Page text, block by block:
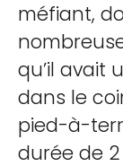
méfiant,
qu’il avait
dans le
pied-à-
durée de